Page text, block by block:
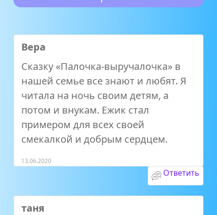
Вера
Сказку «Палочка-выручалочка» в
нашей семье все знают и любят. Я
читала на ночь своим детям, а
потом и внукам. Ежик стал
примером для всех своей
смекалкой и добрым сердцем.
13.06.2020
Ответить
таня